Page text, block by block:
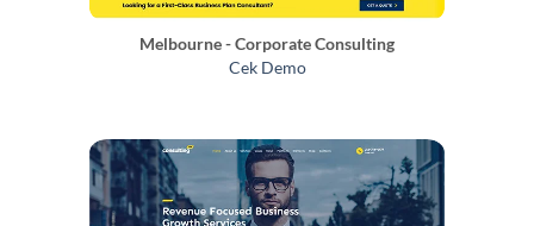
Melbourne - Corporate Consulting
Cek Demo